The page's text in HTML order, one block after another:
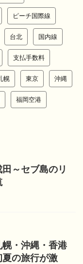
ピーチ国際線
台北 国内線
支払手数料
幌 東京 沖縄
福岡空港
田～セブ島のリ
幌・沖縄・香港
の旅行が激